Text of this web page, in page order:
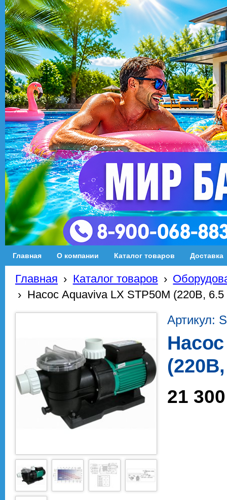
Главная О компании Каталог товаров Доставка
Главная › Каталог товаров ›
› Насос Aquaviva LX STP50M (220В,
Артикул:
21 300